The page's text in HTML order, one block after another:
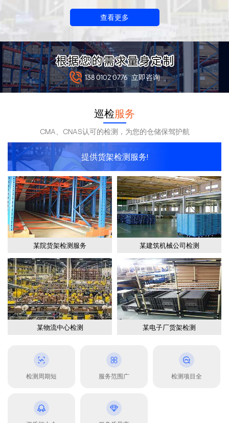
查看更多
138 0102 0776 立即咨询
巡检服务
CMA、CNAS认可的检测，为您的仓储保驾护航
提供货架检测服务!
某院货架检测服务 某建筑机械公司检测
某物流中心检测 某电子厂货架检测
检测周期短 服务范围广 检测项目全